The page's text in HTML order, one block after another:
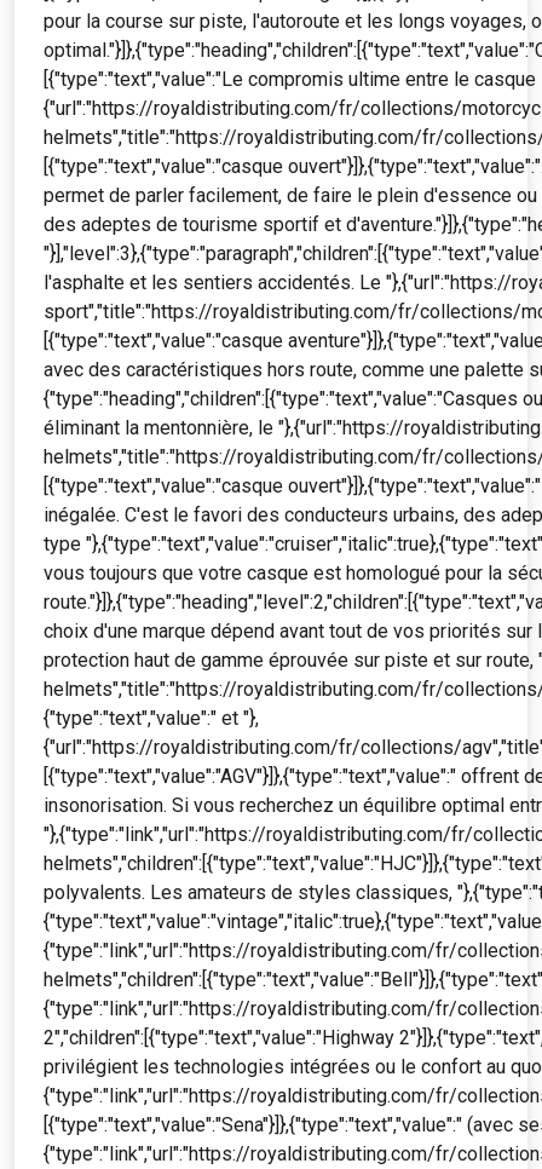
pour la course sur piste, l'autoroute et les longs voyages,
[{"type":"text","value":"Le compromis ultime entre le
{"url":"https://royaldistributing.com/fr/collections/
helmets","title":"https://royaldistributing.com/fr/
[{"type":"text","value":"casque
permet de parler facilement, de faire le plein d'essence
des adeptes de tourisme sportif et
l'asphalte et les sentiers accidentés. Le "},{"url":"https://
sport","title":"https://royaldistributing.com/fr/collections/
[{"type":"text","value":"casque
avec des caractéristiques hors route, comme une palette
{"type":"heading","children":[{"type":"text","value":"Casques
éliminant la mentonnière, le "},{"url":"https://
helmets","title":"https://royaldistributing.com/fr/
[{"type":"text","value":"casque
inégalée. C'est le favori des conducteurs urbains, des
type
vous toujours que votre casque est homologué pour la
choix d'une marque dépend avant tout de vos priorités
protection haut de gamme éprouvée sur piste et sur
helmets","title":"https://royaldistributing.com/fr/collections/
{"type":"text","value":" et "},
{"url":"https://royaldistributing.com/fr/collections/
[{"type":"text","value":"AGV"}]},{"type":"text","value":"
insonorisation. Si vous recherchez un équilibre optimal
"},{"type":"link","url":"https://royaldistributing.com/fr/
polyvalents. Les amateurs de styles classiques,
{"type":"link","url":"https://royaldistributing.com/fr/
{"type":"link","url":"https://royaldistributing.com/fr/
2","children":[{"type":"text","value":"Highway
privilégient les technologies intégrées ou le confort au
{"type":"link","url":"https://royaldistributing.com/fr/
[{"type":"text","value":"Sena"}]},{"type":"text","value":" (avec
{"type":"link","url":"https://royaldistributing.com/fr/